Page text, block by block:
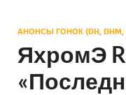
АНОНСЫ ГОНОК (DH, DHM,
ЯхромЭ